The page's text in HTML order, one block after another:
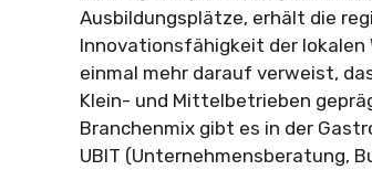
Ausbildungsplätze, erhält die
Innovationsfähigkeit der lokalen
einmal mehr darauf verweist,
Klein- und Mittelbetrieben
Branchenmix gibt es in der
UBIT (Unternehmensberatung,